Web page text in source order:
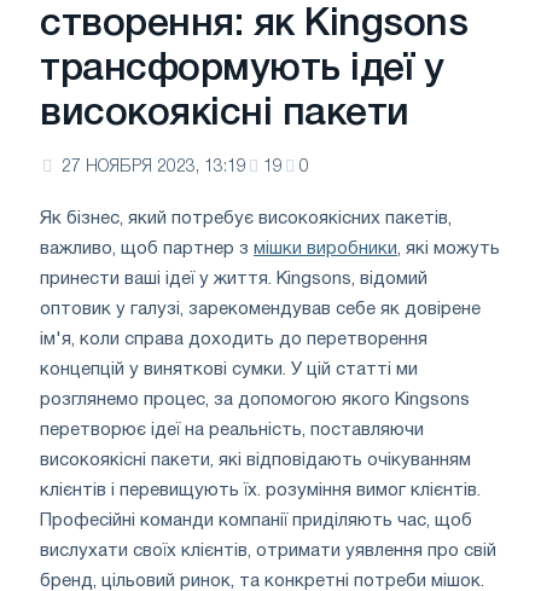
створення: як Kingsons
трансформують ідеї у
високоякісні пакети
27 НОЯБРЯ 2023, 13:19 19 0
Як бізнес, який потребує високоякісних пакетів,
важливо, щоб партнер з мішки виробники, які можуть
принести ваші ідеї у життя. Kingsons, відомий
оптовик у галузі, зарекомендував себе як довірене
ім'я, коли справа доходить до перетворення
концепцій у виняткові сумки. У цій статті ми
розглянемо процес, за допомогою якого Kingsons
перетворює ідеї на реальність, поставляючи
високоякісні пакети, які відповідають очікуванням
клієнтів і перевищують їх. розуміння вимог клієнтів.
Професійні команди компанії приділяють час, щоб
вислухати своїх клієнтів, отримати уявлення про свій
бренд, цільовий ринок, та конкретні потреби мішок.